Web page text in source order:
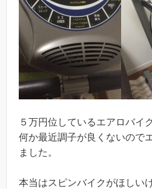
５万円位しているエアロバイ
何か最近調子が良くないので
ました。
本当はスピンバイクがほしい